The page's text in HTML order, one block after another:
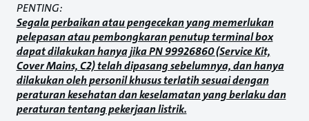
PENTING:
Segala perbaikan atau pengecekan yang memerlukan
pelepasan atau pembongkaran penutup terminal box
dapat dilakukan hanya jika PN 99926860 (Service Kit,
Cover Mains, C2) telah dipasang sebelumnya, dan hanya
dilakukan oleh personil khusus terlatih sesuai dengan
peraturan kesehatan dan keselamatan yang berlaku dan
peraturan tentang pekerjaan listrik.